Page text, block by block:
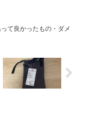
て良かったもの・ダメ